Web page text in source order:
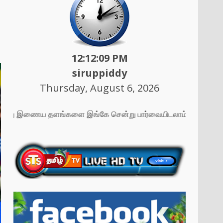
12:12:11 PM
siruppiddy
Thursday, August 6, 2026
இணைய தளங்களை இங்கே சென்று பார்வையிடலாம் ....